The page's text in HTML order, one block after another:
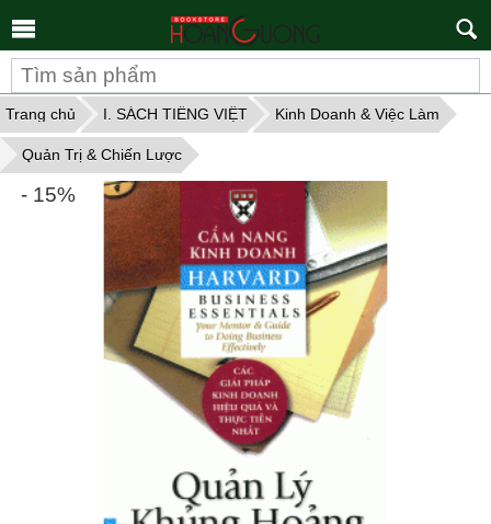
kiếm
Trang chủ I. SÁCH TIẾNG VIỆT Kinh Doanh & Việc Làm
Quản Trị & Chiến Lược
- 15%